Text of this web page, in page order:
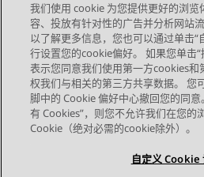
Topic navigation
上一主题
STAY CONNECTED
我们使用 cookie 为您提供更好的浏览
容、投放有针对性的广告并分析网站
以了解更多信息，您也可以通过单击“
行设置您的cookie偏好。 如果您单击
表示您同意我们使用第一方cookies和
权我们与相关的第三方共享数据。 您
脚中的 Cookie 偏好中心撤回您的同
有 Cookies”，则您不允许我们在您的
Cookie（绝对必需的cookie除外）。
自定义 Cookie